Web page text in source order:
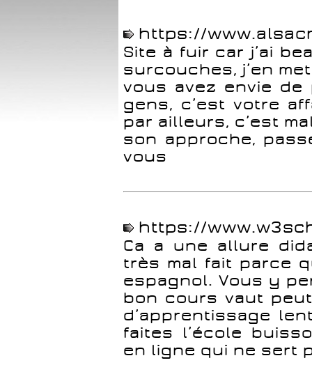
https://
Site à fuir car j’ai
surcouches, j’en
vous avez envie
gens, c’est votre
par ailleurs, c’est
son approche,
vous
https://
Ca a une allure
très mal fait parce
espagnol. Vous y
bon cours vaut
d’apprentissage
faites l’école
en ligne qui ne sert